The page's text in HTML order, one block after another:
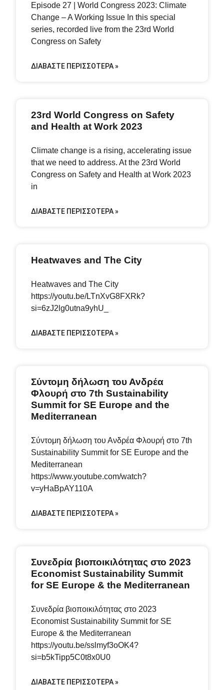
Episode 27 | World Congress 2023: Climate
Change – A Working Issue In this special
series, recorded live from the 23rd World
Congress on Safety
ΔΙΑΒΆΣΤΕ ΠΕΡΙΣΣΌΤΕΡΑ »
23rd World Congress on Safety
and Health at Work 2023
Climate change is a rising, accelerating issue
that we need to address. At the 23rd World
Congress on Safety and Health at Work 2023
in
ΔΙΑΒΆΣΤΕ ΠΕΡΙΣΣΌΤΕΡΑ »
Heatwaves and The City
Heatwaves and The City
https://youtu.be/LTnXvG8FXRk?
si=6zJ2lg0utna9yhU_
ΔΙΑΒΆΣΤΕ ΠΕΡΙΣΣΌΤΕΡΑ »
Σύντομη δήλωση του Ανδρέα
Φλουρή στο 7th Sustainability
Summit for SE Europe and the
Mediterranean
Σύντομη δήλωση του Ανδρέα Φλουρή στο 7th
Sustainability Summit for SE Europe and the
Mediterranean
https://www.youtube.com/watch?
v=yHaBpAY110A
ΔΙΑΒΆΣΤΕ ΠΕΡΙΣΣΌΤΕΡΑ »
Συνεδρία βιοποικιλότητας στο 2023
Economist Sustainability Summit
for SE Europe & the Mediterranean
Συνεδρία βιοποικιλότητας στο 2023
Economist Sustainability Summit for SE
Europe & the Mediterranean
https://youtu.be/sslmyf3oOK4?
si=b5kTipp5C0t8x0U0
ΔΙΑΒΆΣΤΕ ΠΕΡΙΣΣΌΤΕΡΑ »